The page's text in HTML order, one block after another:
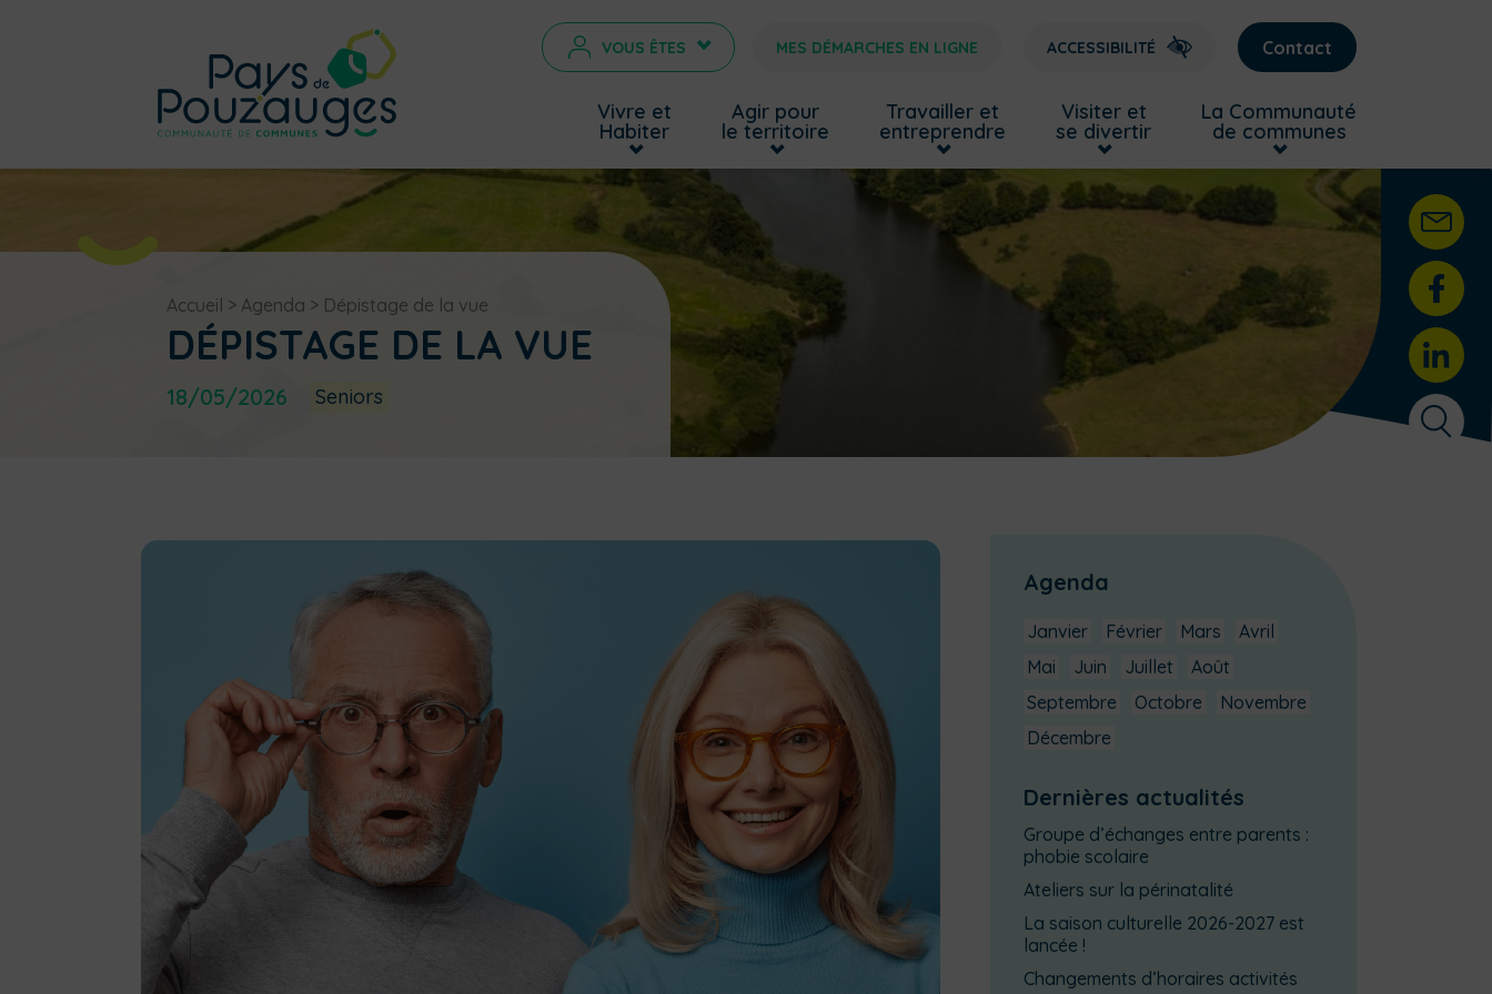
VOUS ÊTES > MES DÉMARCHES EN LIGNE ACCESSIBILITÉ Contact
Vivre et
Habiter
Agir pour
le territoire
Travailler et
entreprendre
Visiter et
se divertir
La Communauté
de communes
Accueil > Agenda > Dépistage de la vue
DÉPISTAGE DE LA VUE
18/05/2026 Seniors
Agenda
Janvier Février Mars
Avril
Mai
Juin Juillet
Août
Septembre
Octobre
Novembre
Décembre
Dernières actualités
Groupe d’échanges entre parents :
phobie scolaire
Ateliers sur la périnatalité
La saison culturelle 2026-2027 est
lancée !
Changements d’horaires activités